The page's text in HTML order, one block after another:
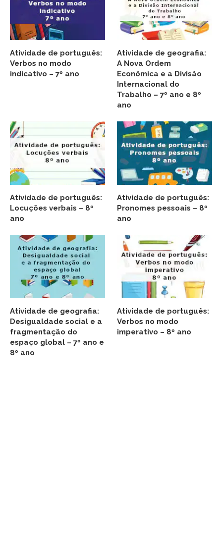
Atividade de português:
Verbos no modo
indicativo – 7º ano
Atividade de geografia:
A Nova Ordem
Econômica e a Divisão
Internacional do
Trabalho – 7º ano e 8º
ano
Atividade de português:
Locuções verbais – 8º
ano
Atividade de português:
Pronomes pessoais – 8º
ano
Atividade de geografia:
Desigualdade social e a
fragmentação do
espaço global – 7º ano e
8º ano
Atividade de português:
Verbos no modo
imperativo – 8º ano